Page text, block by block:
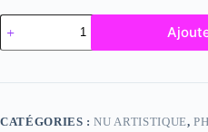
quantité
de
Dina
CATÉGORIES :NU ARTISTIQUE,